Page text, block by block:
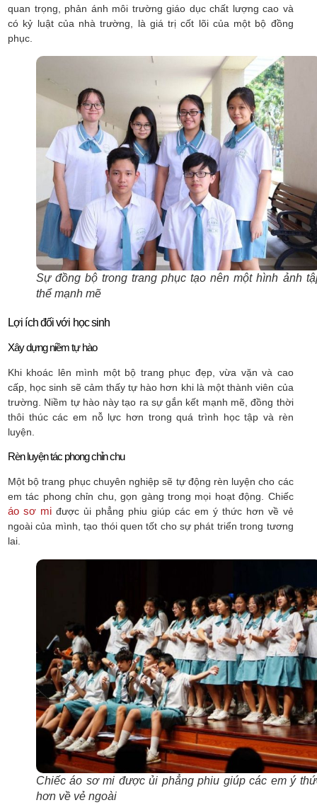
quan trọng, phản ánh môi trường giáo dục chất lượng cao và
có kỷ luật của nhà trường, là giá trị cốt lõi của một bộ đồng
phục.
Sự đồng bộ trong trang phục tạo nên một hình ảnh
thể mạnh mẽ
Lợi ích đối với học sinh
Xây dựng niềm tự hào
Khi khoác lên mình một bộ trang phục đẹp, vừa vặn và cao
cấp, học sinh sẽ cảm thấy tự hào hơn khi là một thành viên của
trường. Niềm tự hào này tạo ra sự gắn kết mạnh mẽ, đồng thời
thôi thúc các em nỗ lực hơn trong quá trình học tập và rèn
luyện.
Rèn luyện tác phong chỉn chu
Một bộ trang phục chuyên nghiệp sẽ tự động rèn luyện cho các
em tác phong chỉn chu, gọn gàng trong mọi hoạt động. Chiếc
áo sơ miđược ủi phẳng phiu giúp các em ý thức hơn về vẻ
ngoài của mình, tạo thói quen tốt cho sự phát triển trong tương
lai.
Chiếc áo sơ mi được ủi phẳng phiu giúp các em ý
hơn về vẻ ngoài